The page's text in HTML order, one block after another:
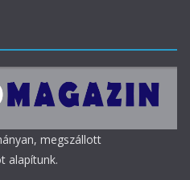
megszállott
alapítunk.